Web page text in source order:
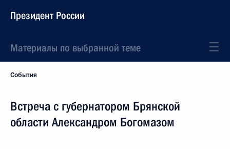
Президент России
Материалы по выбранной теме
События
Встреча с губернатором Брянской
области Александром Богомазом